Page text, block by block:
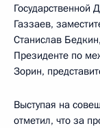
Государственной
Газзаев,
Станислав
Президенте по
Зорин,
Выступая на
отметил, что за